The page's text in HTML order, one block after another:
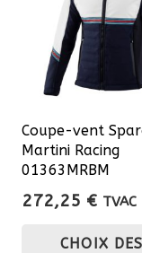
Coupe-vent
Martini Racing
01363MRBM
272,25 € TVAC
CHOIX DES